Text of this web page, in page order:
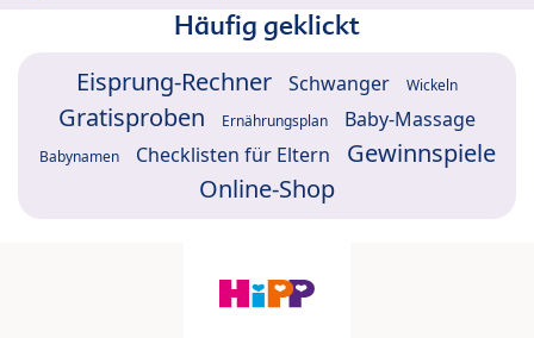
Häufig geklickt
Eisprung-Rechner Schwanger Wickeln
Gratisproben Ernährungsplan Baby-Massage
Babynamen Checklisten für Eltern
Gewinnspiele
Online-Shop